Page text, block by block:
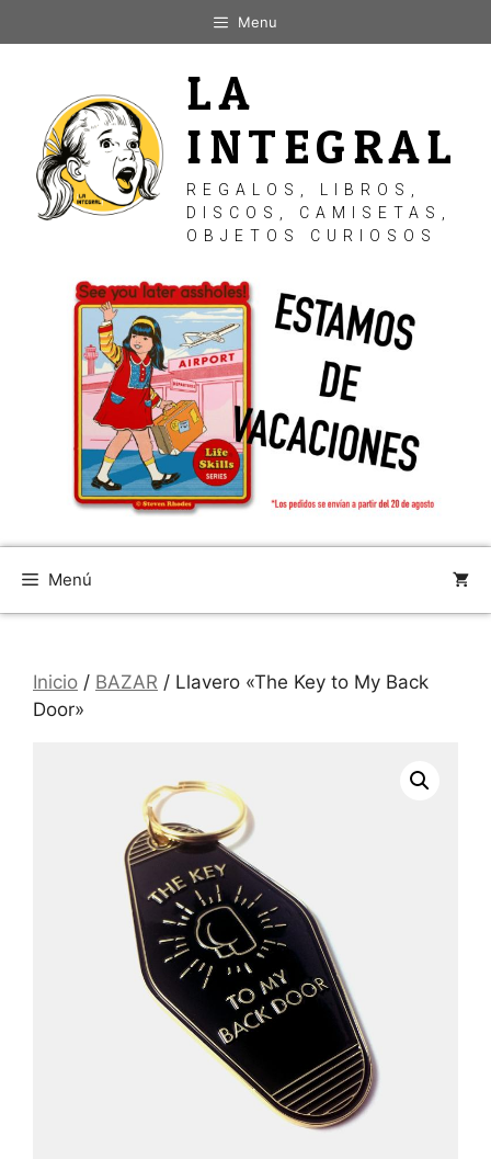
al
Menu
LA
INTEGRAL
REGALOS, LIBROS,
DISCOS, CAMISETAS,
OBJETOS CURIOSOS
Menú
Inicio / BAZAR / Llavero «The Key to My Back
Door»